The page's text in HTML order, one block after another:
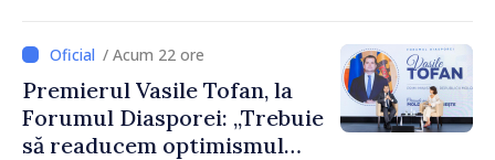
dumneavoastră pentru a
construi comunități mai
puternice”
/ Acum 22 ore
Premierul Vasile Tofan, la
Forumul Diasporei: „Trebuie
să readucem optimismul